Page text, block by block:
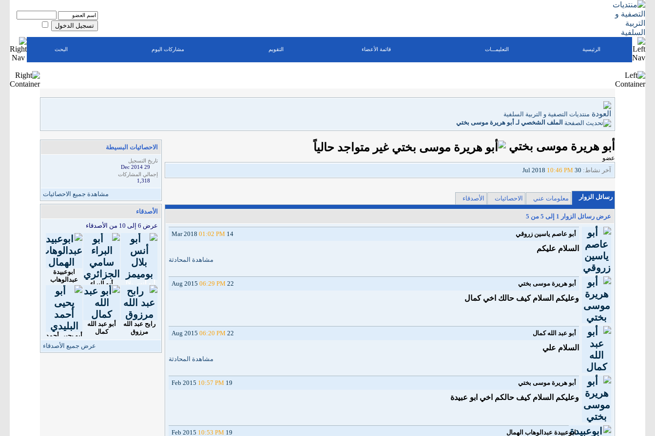
الرئيسية التعليمـــات قائمة الأعضاء التقويم مشاركات اليوم البحث
منتديات التصفية و التربية السلفية
الملف الشخصي لـ أبو هريرة موسى بختي
أبو هريرة موسى بختي
عضو
آخر نشاط:
10:46 PM
رسائل الزوار معلومات عني الاحصائيات الأصدقاء
عرض رسائل الزوار 1 إلى 5 من 5
14 Mar 2018
01:02 PM أبو عاصم ياسين زروقي
السلام عليكم
مشاهدة المحادثة
22 Aug 2015
06:29 PM أبو هريرة موسى بختي
وعليكم السلام كيف حالك اخي كمال
22 Aug 2015
06:20 PM أبو عبد الله كمال
السلام علي
مشاهدة المحادثة
19 Feb 2015
10:57 PM أبو هريرة موسى بختي
وعليكم السلام كيف حالكم اخي ابو عبيدة
19 Feb 2015
10:53 PM ابوعبيدة عبدالوهاب الهمال
الاحصائيات البسيطة
تاريخ التسجيل
29 Dec 2014
إجمالي المشاركات
1,318
مشاهدة جميع الاحصائيات
الأصدقاء
عرض 6 إلى 10 من الأصدقاء
أبو أنس بلال
بوميمز
أبو البراء
سامي
الجزائري
ابوعبيدة
عبدالوهاب
الهمال
رابح عبد الله
مرزوق
أبو عبد الله
كمال
أبو يحيى أحمد
البليدي
عرض جميع الأصدقاء